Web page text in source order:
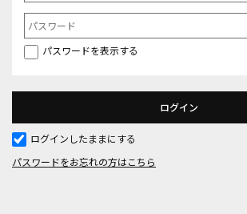
パスワードを表示する
ログインしたままにする
パスワードをお忘れの方はこちら